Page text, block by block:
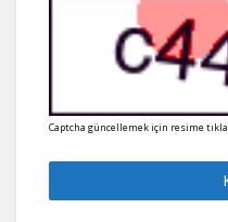
Captcha güncellemek için resime tıkla